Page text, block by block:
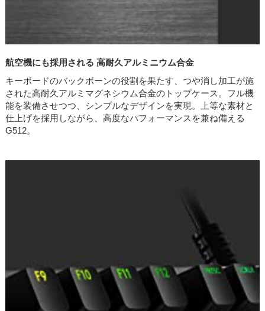
航空機にも採用される 高耐久アルミニウム合金
キーボードのバックボーンの役割を果たす、つや消し加工が施
された高耐久アルミマグネシウム合金のトップケース。フル機
能を装備させつつ、シンプルなデザインを実現。上等な素材と
仕上げを採用しながら、高度なパフォーマンスを兼ね備える
G512。